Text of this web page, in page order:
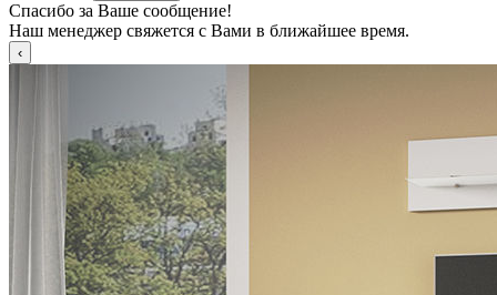
Спасибо за Ваше сообщение!
Наш менеджер свяжется с Вами в ближайшее время.